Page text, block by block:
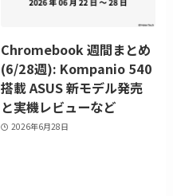
Chromebook 週間まとめ
(6/28週): Kompanio 540
搭載 ASUS 新モデル発売
と実機レビューなど
2026年6月28日